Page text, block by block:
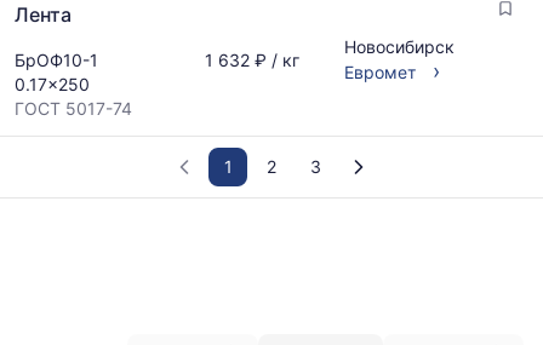
Лента
БрОФ10-1
0.17x250
ГОСТ 5017-74
1 632 ₽ / кг
Новосибирск
Евромет
›
1 2 3